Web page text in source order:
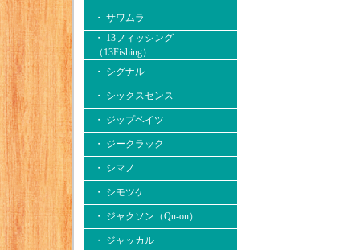
・ サワムラ
・ 13フィッシング
（13Fishing）
・ シグナル
・ シックスセンス
・ ジップベイツ
・ ジークラック
・ シマノ
・ シモツケ
・ ジャクソン（Qu-on）
・ ジャッカル